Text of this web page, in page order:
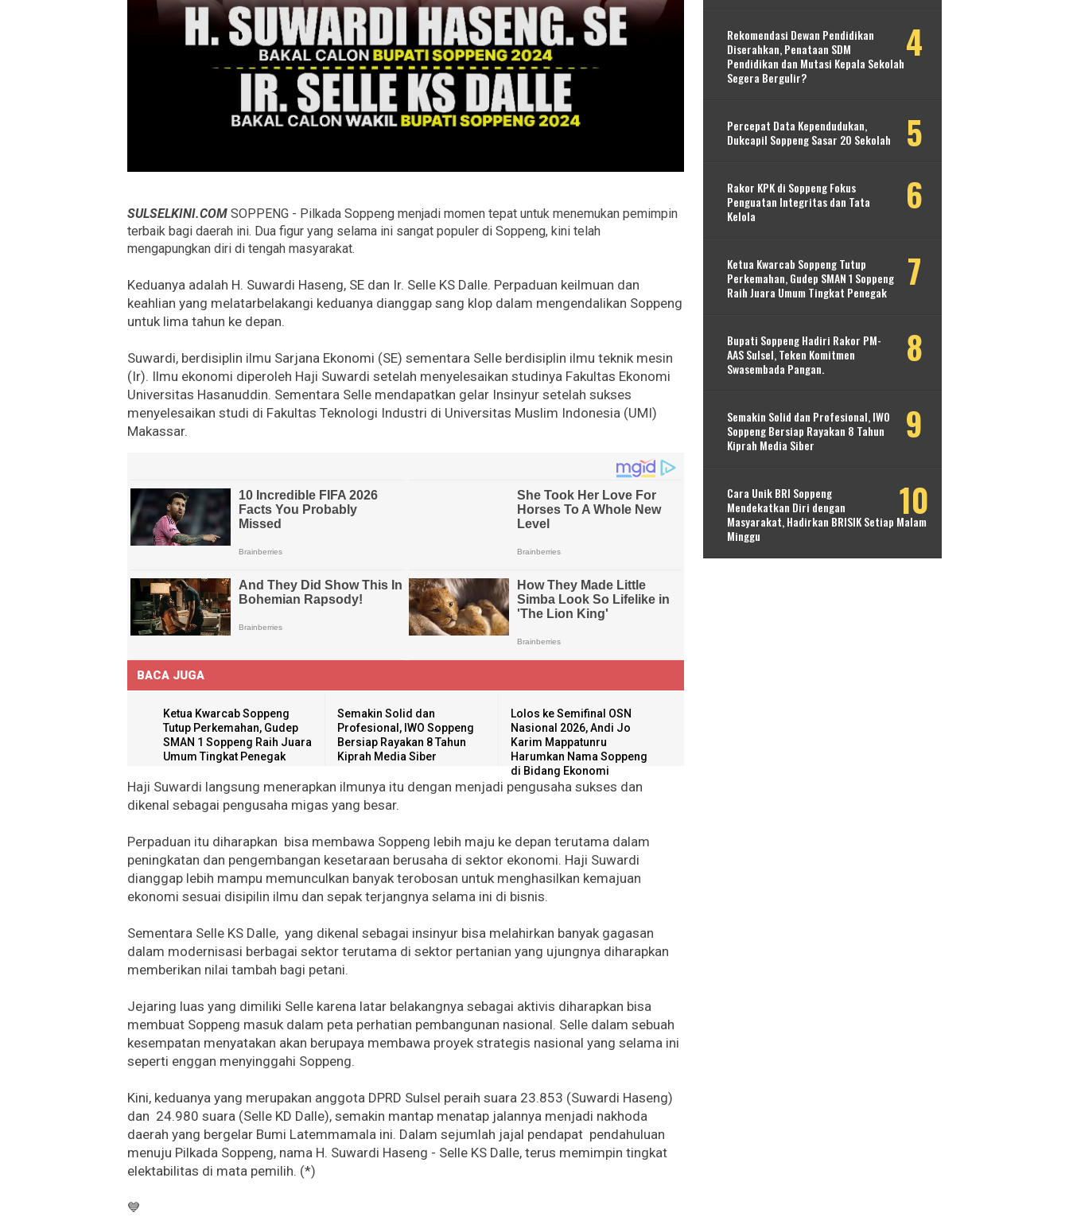
SULSELKINI.COM SOPPENG - Pilkada Soppeng menjadi momen tepat untuk menemukan pemimpin
terbaik bagi daerah ini. Dua figur yang selama ini sangat populer di Soppeng, kini telah
mengapungkan diri di tengah masyarakat.
Keduanya adalah H. Suwardi Haseng, SE dan Ir. Selle KS Dalle. Perpaduan keilmuan dan
keahlian yang melatarbelakangi keduanya dianggap sang klop dalam mengendalikan Soppeng
untuk lima tahun ke depan.
Suwardi, berdisiplin ilmu Sarjana Ekonomi (SE) sementara Selle berdisiplin ilmu teknik mesin
(Ir). Ilmu ekonomi diperoleh Haji Suwardi setelah menyelesaikan studinya Fakultas Ekonomi
Universitas Hasanuddin. Sementara Selle mendapatkan gelar Insinyur setelah sukses
menyelesaikan studi di Fakultas Teknologi Industri di Universitas Muslim Indonesia (UMI)
Makassar.
BACA JUGA
Ketua Kwarcab Soppeng
Tutup Perkemahan, Gudep
SMAN 1 Soppeng Raih Juara
Umum Tingkat Penegak
Semakin Solid dan
Profesional, IWO Soppeng
Bersiap Rayakan 8 Tahun
Kiprah Media Siber
Lolos ke Semifinal OSN
Nasional 2026, Andi Jo
Karim Mappatunru
Harumkan Nama Soppeng
di Bidang Ekonomi
Haji Suwardi langsung menerapkan ilmunya itu dengan menjadi pengusaha sukses dan
dikenal sebagai pengusaha migas yang besar.
Perpaduan itu diharapkan bisa membawa Soppeng lebih maju ke depan terutama dalam
peningkatan dan pengembangan kesetaraan berusaha di sektor ekonomi. Haji Suwardi
dianggap lebih mampu memunculkan banyak terobosan untuk menghasilkan kemajuan
ekonomi sesuai disipilin ilmu dan sepak terjangnya selama ini di bisnis.
Sementara Selle KS Dalle, yang dikenal sebagai insinyur bisa melahirkan banyak gagasan
dalam modernisasi berbagai sektor terutama di sektor pertanian yang ujungnya diharapkan
memberikan nilai tambah bagi petani.
Jejaring luas yang dimiliki Selle karena latar belakangnya sebagai aktivis diharapkan bisa
membuat Soppeng masuk dalam peta perhatian pembangunan nasional. Selle dalam sebuah
kesempatan menyatakan akan berupaya membawa proyek strategis nasional yang selama ini
seperti enggan menyinggahi Soppeng.
Kini, keduanya yang merupakan anggota DPRD Sulsel peraih suara 23.853 (Suwardi Haseng)
dan 24.980 suara (Selle KD Dalle), semakin mantap menatap jalannya menjadi nakhoda
daerah yang bergelar Bumi Latemmamala ini. Dalam sejumlah jajal pendapat pendahuluan
menuju Pilkada Soppeng, nama H. Suwardi Haseng - Selle KS Dalle, terus memimpin tingkat
elektabilitas di mata pemilih. (*)
💙
Rekomendasi Dewan Pendidikan
Diserahkan, Penataan SDM
Pendidikan dan Mutasi Kepala Sekolah
Segera Bergulir?
Percepat Data Kependudukan,
Dukcapil Soppeng Sasar 20 Sekolah
Rakor KPK di Soppeng Fokus
Penguatan Integritas dan Tata
Kelola
Ketua Kwarcab Soppeng Tutup
Perkemahan, Gudep SMAN 1 Soppeng
Raih Juara Umum Tingkat Penegak
Bupati Soppeng Hadiri Rakor PM-
AAS Sulsel, Teken Komitmen
Swasembada Pangan.
Semakin Solid dan Profesional, IWO
Soppeng Bersiap Rayakan 8 Tahun
Kiprah Media Siber
Cara Unik BRI Soppeng
Mendekatkan Diri dengan
Masyarakat, Hadirkan BRISIK Setiap Malam
Minggu